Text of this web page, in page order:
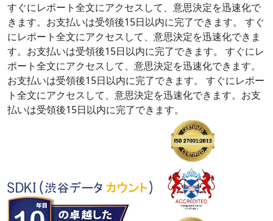
すぐにレポート全文にアクセスして、意思決定を迅速化で
きます。お支払いは受領後15日以内に完了できます。
すぐ
にレポート全文にアクセスして、意思決定を迅速化できま
す。お支払いは受領後15日以内に完了できます。
すぐにレ
ポート全文にアクセスして、意思決定を迅速化できます。
お支払いは受領後15日以内に完了できます。
すぐにレポー
ト全文にアクセスして、意思決定を迅速化できます。お支
払いは受領後15日以内に完了できます。